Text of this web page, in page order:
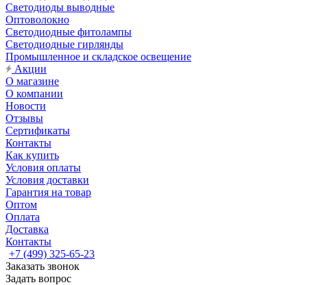
Светодиоды выводные
Оптоволокно
Светодиодные фитолампы
Светодиодные гирлянды
Промышленное и складское освещение
Акции
О магазине
О компании
Новости
Отзывы
Сертификаты
Контакты
Как купить
Условия оплаты
Условия доставки
Гарантия на товар
Оптом
Оплата
Доставка
Контакты
+7 (499) 325-65-23
Заказать звонок
Задать вопрос